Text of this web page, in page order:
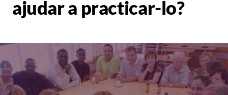
ajudar a practicar-lo?